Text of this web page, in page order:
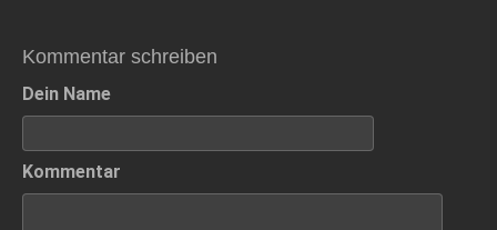
Kommentar schreiben
Dein Name
Kommentar